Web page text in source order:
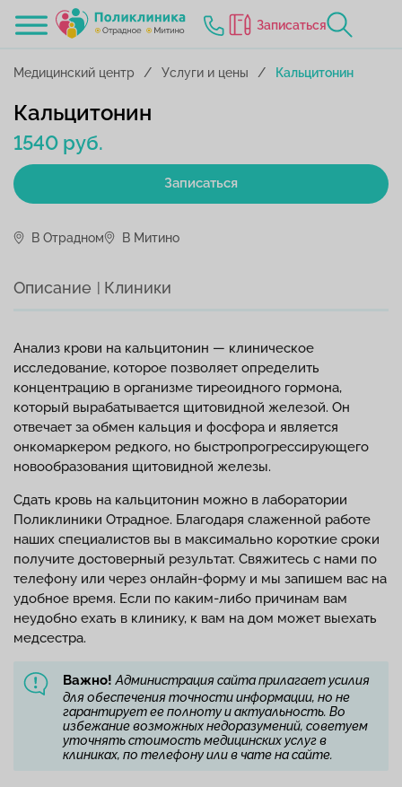
Записаться
Медицинский центр Услуги и цены Кальцитонин
1540 руб.
Записаться
Кальцитонин
В Отрадном В Митино
Описание Клиники
Анализ крови на кальцитонин — клиническое
исследование, которое позволяет определить
концентрацию в организме тиреоидного гормона,
который вырабатывается щитовидной железой. Он
отвечает за обмен кальция и фосфора и является
онкомаркером редкого, но быстропрогрессирующего
новообразования щитовидной железы.
Сдать кровь на кальцитонин можно в лаборатории
Поликлиники Отрадное. Благодаря слаженной работе
наших специалистов вы в максимально короткие сроки
получите достоверный результат. Свяжитесь с нами по
телефону или через онлайн-форму и мы запишем вас на
удобное время. Если по каким-либо причинам вам
неудобно ехать в клинику, к вам на дом может выехать
медсестра.
Важно! Администрация сайта прилагает усилия
для обеспечения точности информации, но не
гарантирует ее полноту и актуальность. Во
избежание возможных недоразумений, советуем
уточнять стоимость медицинских услуг в
клиниках, по телефону или в чате на сайте.